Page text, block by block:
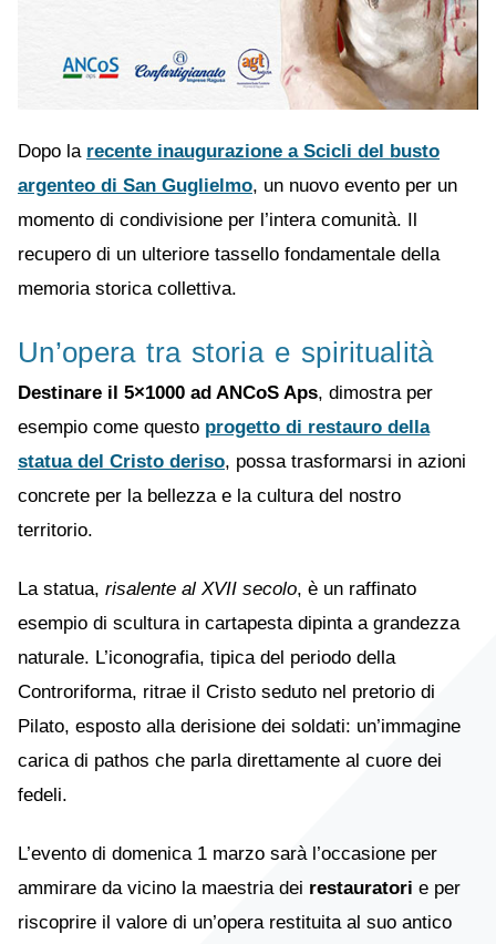
Dopo la recente inaugurazione a Scicli del busto
argenteo di San Guglielmo, un nuovo evento per un
momento di condivisione per l’intera comunità. Il
recupero di un ulteriore tassello fondamentale della
memoria storica collettiva.
Un’opera tra storia e spiritualità
Destinare il 5×1000 ad ANCoS Aps, dimostra per
esempio come questo progetto di restauro della
statua del Cristo deriso, possa trasformarsi in azioni
concrete per la bellezza e la cultura del nostro
territorio.
La statua, risalente al XVII secolo, è un raffinato
esempio di scultura in cartapesta dipinta a grandezza
naturale. L’iconografia, tipica del periodo della
Controriforma, ritrae il Cristo seduto nel pretorio di
Pilato, esposto alla derisione dei soldati: un’immagine
carica di pathos che parla direttamente al cuore dei
fedeli.
L’evento di domenica 1 marzo sarà l’occasione per
ammirare da vicino la maestria dei restauratori e per
riscoprire il valore di un’opera restituita al suo antico